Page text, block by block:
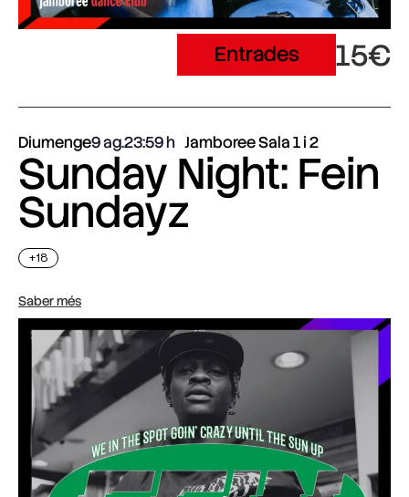
Entrades 15€
Diumenge9 ag.23:59 Jamboree Sala 1 i 2
Sunday Night: Fein
Sundayz
+18
Saber més